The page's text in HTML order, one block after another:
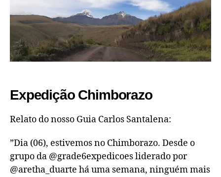
Expedição Chimborazo
Relato do nosso Guia Carlos Santalena:
”Dia (06), estivemos no Chimborazo. Desde o
grupo da @grade6expedicoes liderado por
@aretha_duarte há uma semana, ninguém mais